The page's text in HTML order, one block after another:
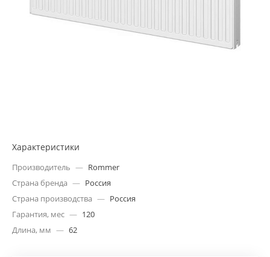
Характеристики
Производитель — Rommer
Страна бренда — Россия
Страна производства — Россия
Гарантия, мес — 120
Длина, мм — 62